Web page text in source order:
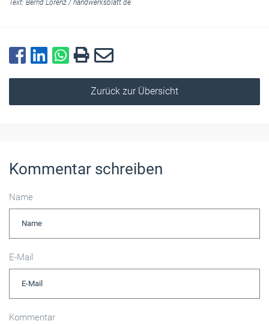
Text: Bernd Lorenz / handwerksblatt.de
Zurück zur Übersicht
Kommentar schreiben
Name
E-Mail
Kommentar